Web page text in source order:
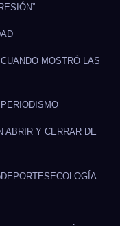
MOSTRÓ LAS
ABRIR Y CERRAR DE
DEPORTES ECOLOGÍA